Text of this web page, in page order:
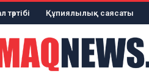
тәртібі Құпиялылық саясаты